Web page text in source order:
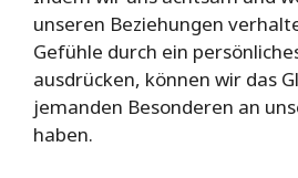
unseren Beziehungen
Gefühle durch ein
ausdrücken, können wir das
jemanden Besonderen an
haben.